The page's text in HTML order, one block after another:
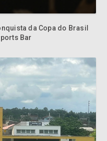
da Copa do Brasil
Bar